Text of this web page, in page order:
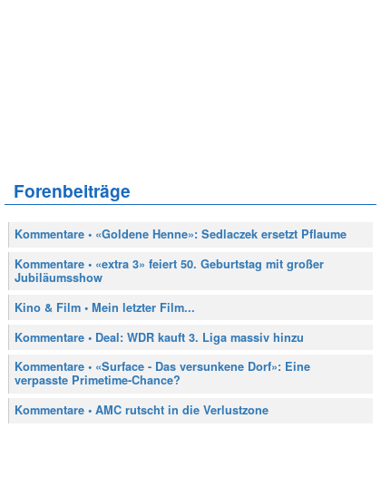
Forenbeiträge
Kommentare • «Goldene Henne»: Sedlaczek ersetzt Pflaume
Kommentare • «extra 3» feiert 50. Geburtstag mit großer
Jubiläumsshow
Kino & Film • Mein letzter Film...
Kommentare • Deal: WDR kauft 3. Liga massiv hinzu
Kommentare • «Surface - Das versunkene Dorf»: Eine
verpasste Primetime-Chance?
Kommentare • AMC rutscht in die Verlustzone